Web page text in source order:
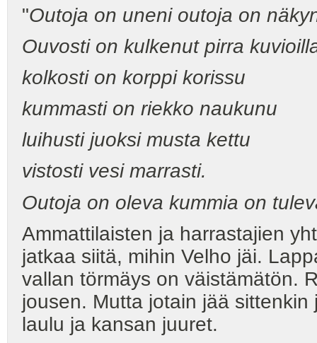
"Outoja on uneni outoja on
Ouvosti on kulkenut pirra
kolkosti on korppi korissu
kummasti on riekko naukunu
luihusti juoksi musta kettu
vistosti vesi marrasti.
Outoja on oleva kummia on
Ammattilaisten ja harrastajien
jatkaa siitä, mihin Velho jäi.
vallan törmäys on väistämätön.
jousen. Mutta jotain jää
laulu ja kansan juuret.